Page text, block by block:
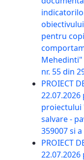
pentru
Mehedinti"
nr. 55 din
PROIECT
proiectului
salvare -
359007 si
PROIECT